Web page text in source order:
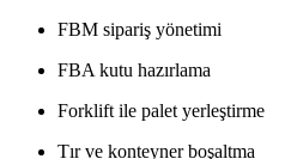
FBM sipariş yönetimi
FBA kutu hazırlama
Forklift ile palet yerleştirme
Tır ve konteyner boşaltma